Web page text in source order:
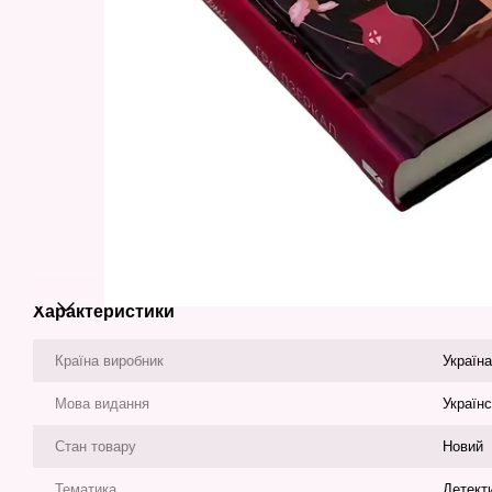
Характеристики
Країна виробник Україна
Мова видання
Стан товару Новий